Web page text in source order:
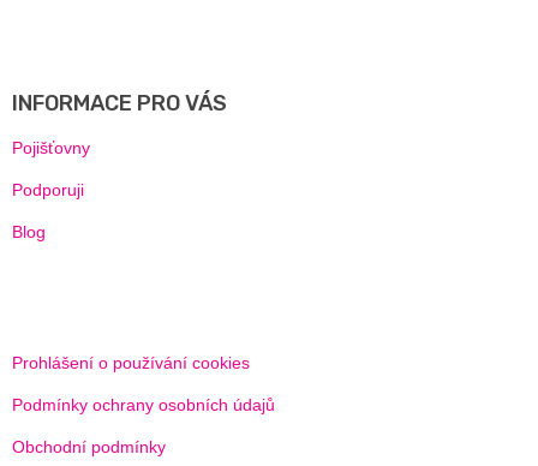
INFORMACE PRO VÁS
Pojišťovny
Podporuji
Blog
Prohlášení o používání cookies
Podmínky ochrany osobních údajů
Obchodní podmínky